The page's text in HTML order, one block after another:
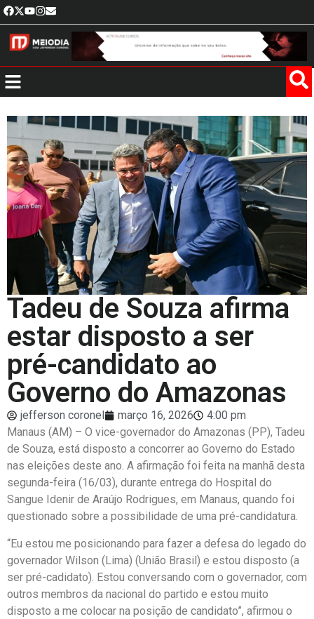
Tadeu de Souza afirma
estar disposto a ser
pré-candidato ao
Governo do Amazonas
jefferson coronel março 16, 2026
4:00 pm
Manaus (AM) – O vice-governador do Amazonas (PP), Tadeu
de Souza, está disposto a concorrer ao Governo do Estado
nas eleições deste ano. A afirmação foi feita na manhã desta
segunda-feira (16/03), durante entrega do Hospital do
Sangue Idenir de Araújo Rodrigues, em Manaus, quando foi
questionado sobre a possibilidade de uma pré-candidatura.
“Eu estou me posicionando para fazer a defesa do legado do
governador Wilson (Lima) (União Brasil) e estou disposto (a
ser pré-cadidato). Estou conversando com o governador, com
outros membros da nacional do partido e estou muito
disposto a me colocar na posição de candidato”, afirmou o